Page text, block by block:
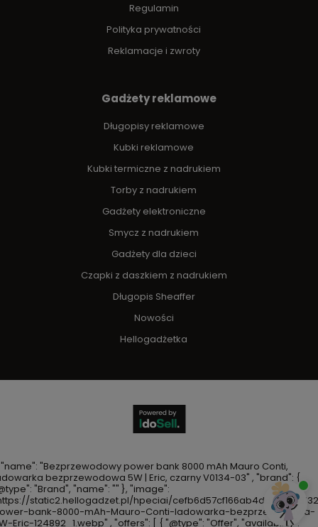
Regulamin
Polityka prywatności
Reklamacje i zwroty
Gadżety reklamowe
Długopisy reklamowe
Kubki reklamowe
Kubki termiczne z nadrukiem
Torby z nadrukiem
Gadżety elektroniczne
Smycz z nadrukiem
Gadżety dla dzieci
Czapki z daszkiem z nadrukiem
Długopis Sheaffer
Nowości
Hellogadżetka
"name": "Bezprzewodowy power bank 8000 mAh Mauro Conti,
bezprzewodowa 5W | Eric, czarny V0134-03" , "brand": {
"Brand", "name": "" }, "image":
static2.hellogadzet.pl/hpeciai/
bank-8000-mAh-Mauro-Conti-ladowarka-bezprzewodowa-
Eric-124892_1.webp" , "offers": [ { "@type": "Offer", "availability":